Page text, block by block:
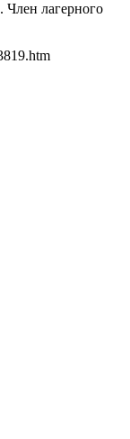
Член лагерного